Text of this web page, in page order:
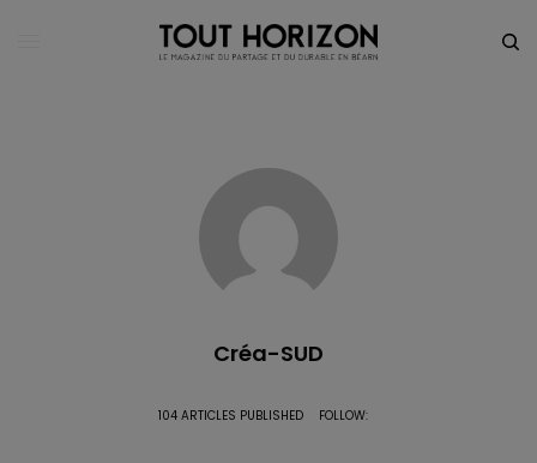
Créa-SUD
104 ARTICLES PUBLISHED FOLLOW: